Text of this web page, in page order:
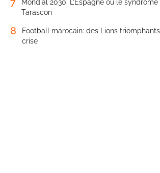
Mondial 2030: L’Espagne ou le
Tarascon
8
Football marocain: des Lions
crise